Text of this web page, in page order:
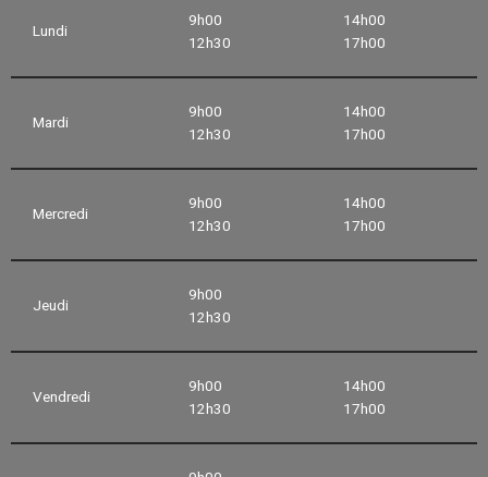
Lundi
9h00
12h30
14h00
17h00
Mardi
9h00
12h30
14h00
17h00
Mercredi
9h00
12h30
14h00
17h00
Jeudi
9h00
12h30
Vendredi
9h00
12h30
14h00
17h00